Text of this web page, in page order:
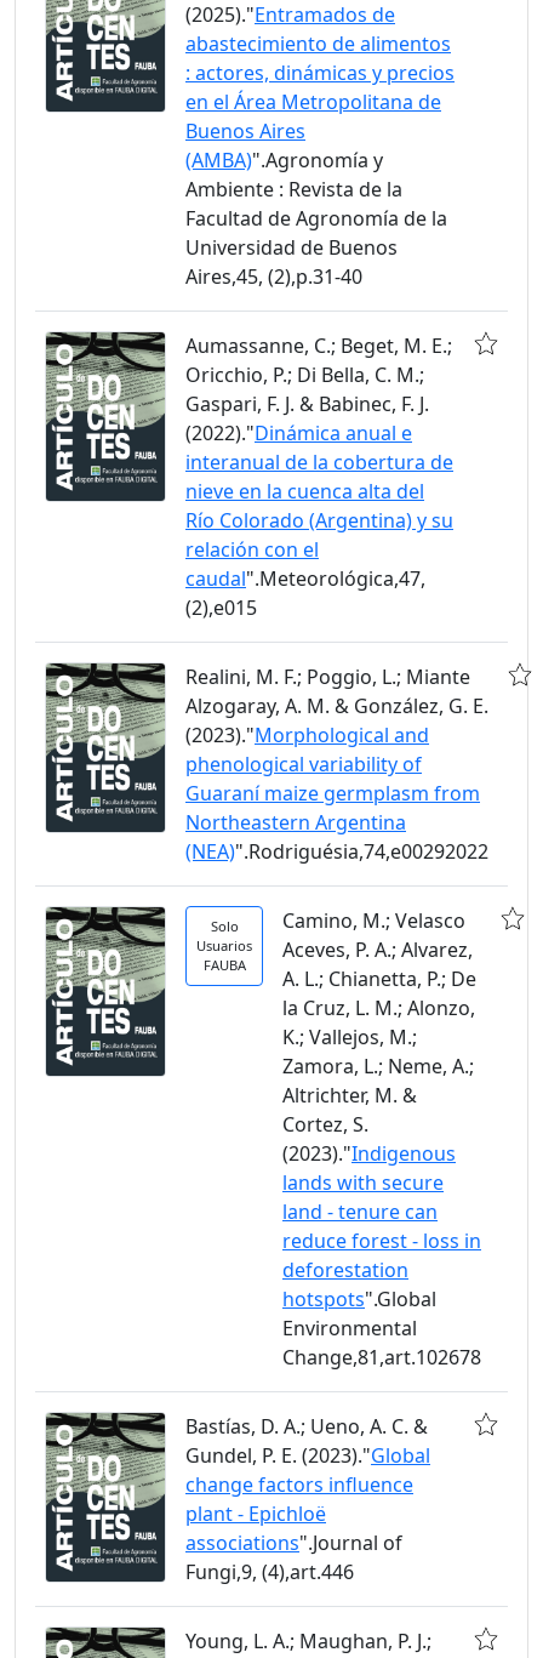
(2025)."Entramados de
abastecimiento de alimentos
: actores, dinámicas y precios
en el Área Metropolitana de
Buenos Aires
(AMBA)".Agronomía y
Ambiente : Revista de la
Facultad de Agronomía de la
Universidad de Buenos
Aires,45, (2),p.31-40
Aumassanne, C.; Beget, M. E.;
Oricchio, P.; Di Bella, C. M.;
Gaspari, F. J. & Babinec, F. J.
(2022)."Dinámica anual e
interanual de la cobertura de
nieve en la cuenca alta del
Río Colorado (Argentina) y su
relación con el
caudal".Meteorológica,47,
(2),e015
Realini, M. F.; Poggio, L.; Miante
Alzogaray, A. M. & González, G. E.
(2023)."Morphological and
phenological variability of
Guaraní maize germplasm from
Northeastern Argentina
(NEA)".Rodriguésia,74,e00292022
Solo
Usuarios
FAUBA
Camino, M.; Velasco
Aceves, P. A.; Alvarez,
A. L.; Chianetta, P.; De
la Cruz, L. M.; Alonzo,
K.; Vallejos, M.;
Zamora, L.; Neme, A.;
Altrichter, M. &
Cortez, S.
(2023)."Indigenous
lands with secure
land - tenure can
reduce forest - loss in
deforestation
hotspots".Global
Environmental
Change,81,art.102678
Bastías, D. A.; Ueno, A. C. &
Gundel, P. E. (2023)."Global
change factors influence
plant - Epichloë
associations".Journal of
Fungi,9, (4),art.446
Young, L. A.; Maughan, P. J.;